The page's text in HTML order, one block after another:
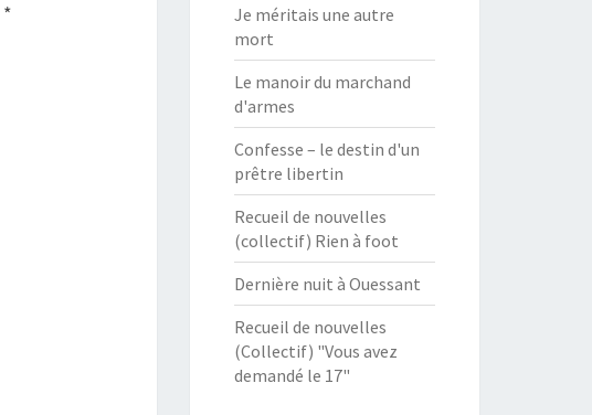
*
Je méritais une autre
mort
Le manoir du marchand
d'armes
Confesse – le destin d'un
prêtre libertin
Recueil de nouvelles
(collectif) Rien à foot
Dernière nuit à Ouessant
Recueil de nouvelles
(Collectif) "Vous avez
demandé le 17"